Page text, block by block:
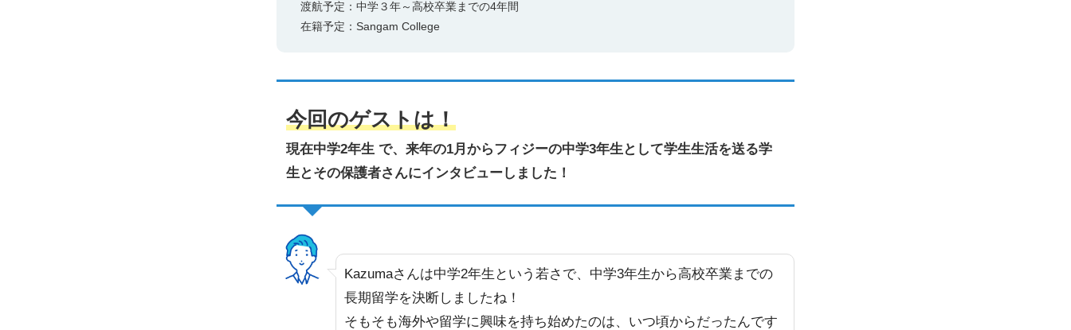
渡航予定：中学３年～高校卒業までの4年間
在籍予定：Sangam College
今回のゲストは！
現在中学2年生 で、来年の1月からフィジーの中学3年生として学生生活を送る学
生とその保護者さんにインタビューしました！
Kazumaさんは中学2年生という若さで、中学3年生から高校卒業までの
長期留学を決断しましたね！
そもそも海外や留学に興味を持ち始めたのは、いつ頃からだったんです